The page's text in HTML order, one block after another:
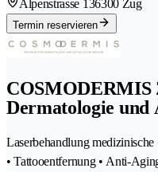
Alpenstrasse 136300 Zug
Termin reservieren
Dermatologie und
Laserbehandlung
• Tattooentfernung • Anti-